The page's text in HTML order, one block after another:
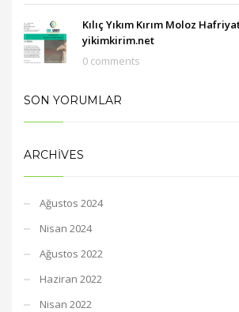
Kılıç Yıkım Kırım Moloz
yikimkirim.net
0 comments
SON YORUMLAR
ARCHIVES
Ağustos 2024
Nisan 2024
Ağustos 2022
Haziran 2022
Nisan 2022